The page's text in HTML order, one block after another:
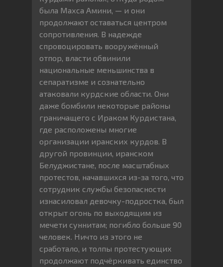
была Махса Амини, — и они
продолжают оставаться центром
сопротивления. В надежде
спровоцировать вооружённый
отпор, власти обвинили
национальные меньшинства в
сепаратизме и сознательно
атаковали курдские области. Они
даже бомбили некоторые районы
граничащего с Ираком Курдистана,
где расположены многие
организации иранских курдов. В
другой провинции, иранском
Белуджистане, после масштабных
протестов, начавшихся из-за того, что
сотрудник службы безопасности
изнасиловал девочку-подростка, был
открыт огонь по выходящим из
мечети суннитам; погибло больше 90
человек. Ничто из этого не
сработало, и толпы протестующих
продолжают подчёркивать единство